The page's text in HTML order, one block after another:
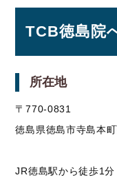
TCB徳島院
所在地
〒770-0831
徳島県徳島市寺島本
JR徳島駅から徒歩1分